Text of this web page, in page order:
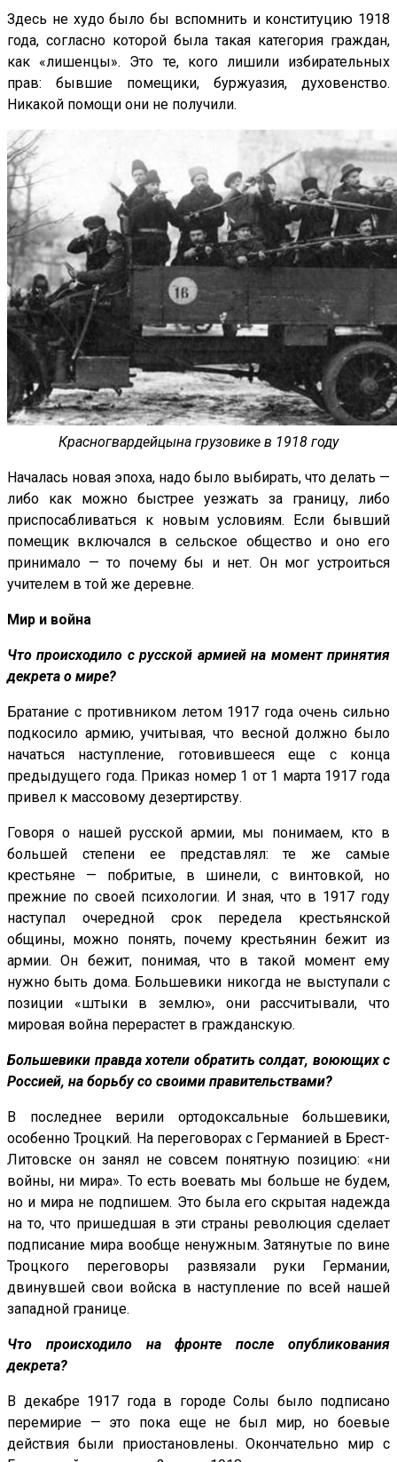
Здесь не худо было бы вспомнить и конституцию 1918
года, согласно которой была такая категория граждан,
как «лишенцы». Это те, кого лишили избирательных
прав: бывшие помещики, буржуазия, духовенство.
Никакой помощи они не получили.
Красногвардейцына грузовике в 1918 году
Началась новая эпоха, надо было выбирать, что делать —
либо как можно быстрее уезжать за границу, либо
приспосабливаться к новым условиям. Если бывший
помещик включался в сельское общество и оно его
принимало — то почему бы и нет. Он мог устроиться
учителем в той же деревне.
Мир и война
Что происходило с русской армией на момент принятия
декрета о мире?
Братание с противником летом 1917 года очень сильно
подкосило армию, учитывая, что весной должно было
начаться наступление, готовившееся еще с конца
предыдущего года. Приказ номер 1 от 1 марта 1917 года
привел к массовому дезертирству.
Говоря о нашей русской армии, мы понимаем, кто в
большей степени ее представлял: те же самые
крестьяне — побритые, в шинели, с винтовкой, но
прежние по своей психологии. И зная, что в 1917 году
наступал очередной срок передела крестьянской
общины, можно понять, почему крестьянин бежит из
армии. Он бежит, понимая, что в такой момент ему
нужно быть дома. Большевики никогда не выступали с
позиции «штыки в землю», они рассчитывали, что
мировая война перерастет в гражданскую.
Большевики правда хотели обратить солдат, воюющих с
Россией, на борьбу со своими правительствами?
В последнее верили ортодоксальные большевики,
особенно Троцкий. На переговорах с Германией в Брест-
Литовске он занял не совсем понятную позицию: «ни
войны, ни мира». То есть воевать мы больше не будем,
но и мира не подпишем. Это была его скрытая надежда
на то, что пришедшая в эти страны революция сделает
подписание мира вообще ненужным. Затянутые по вине
Троцкого переговоры развязали руки Германии,
двинувшей свои войска в наступление по всей нашей
западной границе.
Что происходило на фронте после опубликования
декрета?
В декабре 1917 года в городе Солы было подписано
перемирие — это пока еще не был мир, но боевые
действия были приостановлены. Окончательно мир с